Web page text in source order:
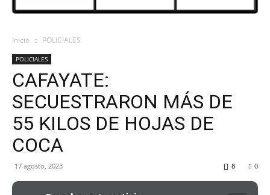
107.1
Inicio POLICIALES
POLICIALES
CAFAYATE:
SECUESTRARON MÁS DE
55 KILOS DE HOJAS DE
COCA
17 agosto, 2023 0
8